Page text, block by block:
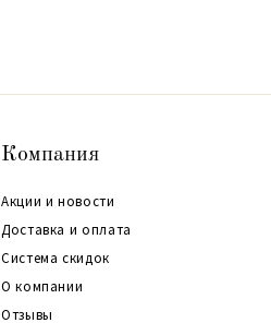
Компания
Акции и новости
Доставка и оплата
Система скидок
О компании
Отзывы